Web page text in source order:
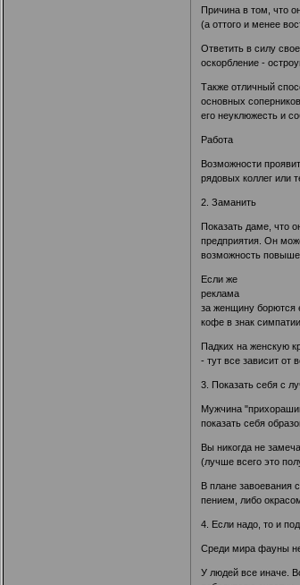
Причина в том, что
(а оттого и менее
Ответить в силу
оскорбление -
Также отличный
основных
его неуклюжесть и
Работа
Возможности
рядовых коллег или
2. Заманить
Показать даме, что
предприятия. Он
возможность
Если же
реклама
за женщину борются
кофе в знак
Падких на женскую
- тут все зависит от
3. Показать себя с
Мужчина
показать себя
Вы никогда не
(лучше всего это
В плане завоевания
пением, либо
4. Если надо, то и
Среди мира фауны
У людей все иначе.